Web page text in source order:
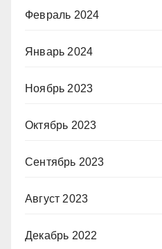
Февраль 2024
Январь 2024
Ноябрь 2023
Октябрь 2023
Сентябрь 2023
Август 2023
Декабрь 2022